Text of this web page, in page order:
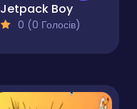
Jetpack Boy
0 (0 Голосів)